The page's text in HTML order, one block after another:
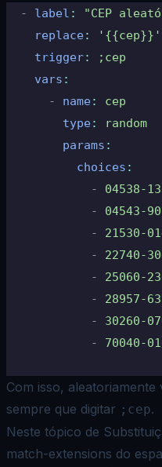
  -
label :
"CEP
    replace
:
'{{cep}}'
    trigger
:
;cep
    vars
:
      -
name:
cep
        type
:
random
        params
:
          choices
:
            -
04538-
            -
04543-
            -
21530-
            -
22740-
            -
25060-
            -
28957-
            -
30260-
            -
70040-
Com isso,
sempre que digitar ;cep.
Neste tópico de
match-extensions do